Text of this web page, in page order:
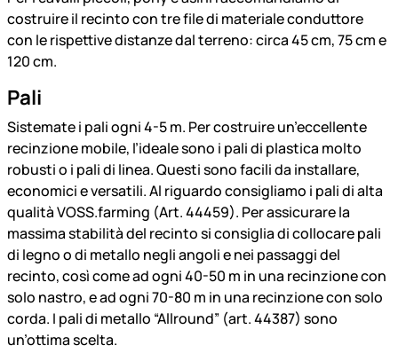
costruire il recinto con tre file di materiale conduttore
con le rispettive distanze dal terreno: circa 45 cm, 75 cm e
120 cm.
Pali
Sistemate i pali ogni 4-5 m. Per costruire un’eccellente
recinzione mobile, l’ideale sono i pali di plastica molto
robusti o i pali di linea. Questi sono facili da installare,
economici e versatili. Al riguardo consigliamo i pali di alta
qualità VOSS.farming (Art. 44459). Per assicurare la
massima stabilità del recinto si consiglia di collocare pali
di legno o di metallo negli angoli e nei passaggi del
recinto, così come ad ogni 40-50 m in una recinzione con
solo nastro, e ad ogni 70-80 m in una recinzione con solo
corda. I pali di metallo “Allround” (art. 44387) sono
un’ottima scelta.